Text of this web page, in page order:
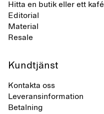
Hitta en butik eller ett kafé
Editorial
Material
Resale
Kundtjänst
Kontakta oss
Leveransinformation
Betalning